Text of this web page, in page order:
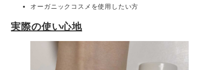
オーガニックコスメを使用したい方
実際の使い心地